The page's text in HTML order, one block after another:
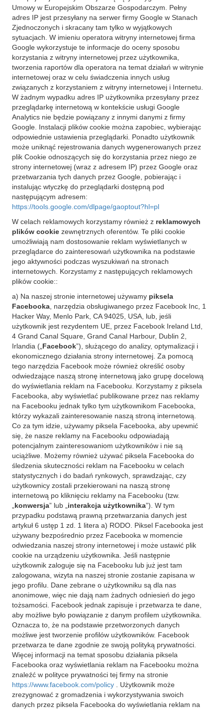
Umowy w Europejskim Obszarze Gospodarczym. Pełny
adres IP jest przesyłany na serwer firmy Google w Stanach
Zjednoczonych i skracany tam tylko w wyjątkowych
sytuacjach. W imieniu operatora witryny internetowej firma
Google wykorzystuje te informacje do oceny sposobu
korzystania z witryny internetowej przez użytkownika,
tworzenia raportów dla operatora na temat działań w witrynie
internetowej oraz w celu świadczenia innych usług
związanych z korzystaniem z witryny internetowej i Internetu.
W żadnym wypadku adres IP użytkownika przesyłany przez
przeglądarkę internetową w kontekście usługi Google
Analytics nie będzie powiązany z innymi danymi z firmy
Google. Instalacji plików cookie można zapobiec, wybierając
odpowiednie ustawienia przeglądarki. Ponadto użytkownik
może uniknąć rejestrowania danych wygenerowanych przez
plik Cookie odnoszących się do korzystania przez niego ze
strony internetowej (wraz z adresem IP) przez Google oraz
przetwarzania tych danych przez Google, pobierając i
instalując wtyczkę do przeglądarki dostępną pod
następującym adresem:
https://tools.google.com/dlpage/gaoptout?hl=pl
W celach reklamowych korzystamy również z reklamowych
plików cookie zewnętrznych oferentów. Te pliki cookie
umożliwiają nam dostosowanie reklam wyświetlanych w
przeglądarce do zainteresowań użytkownika na podstawie
jego aktywności podczas wyszukiwań na stronach
internetowych. Korzystamy z następujących reklamowych
plików cookie::
a) Na naszej stronie internetowej używamy piksela
Facebooka , narzędzia obsługiwanego przez Facebook Inc, 1
Hacker Way, Menlo Park, CA 94025, USA, lub, jeśli
użytkownik jest rezydentem UE, przez Facebook Ireland Ltd,
4 Grand Canal Square, Grand Canal Harbour, Dublin 2,
Irlandia („ Facebook”), służącego do analizy, optymalizacji i
ekonomicznego działania strony internetowej. Za pomocą
tego narzędzia Facebook może również określić osoby
odwiedzające naszą stronę internetową jako grupę docelową
do wyświetlania reklam na Facebooku. Korzystamy z piksela
Facebooka, aby wyświetlać publikowane przez nas reklamy
na Facebooku jednak tylko tym użytkownikom Facebooka,
którzy wykazali zainteresowanie naszą stroną internetową.
Co za tym idzie, używamy piksela Facebooka, aby upewnić
się, że nasze reklamy na Facebooku odpowiadają
potencjalnym zainteresowaniom użytkowników i nie są
uciążliwe. Możemy również używać piksela Facebooka do
śledzenia skuteczności reklam na Facebooku w celach
statystycznych i do badań rynkowych, sprawdzając, czy
użytkownicy zostali przekierowani na naszą stronę
internetową po kliknięciu reklamy na Facebooku (tzw.
konwersja” lub „ interakcja użytkownika”). W tym
przypadku podstawą prawną przetwarzania danych jest
artykuł 6 ustęp 1 zd. 1 litera a) RODO. Piksel Facebooka jest
używany bezpośrednio przez Facebooka w momencie
odwiedzania naszej strony internetowej i może ustawić plik
cookie na urządzeniu użytkownika. Jeśli następnie
użytkownik zaloguje się na Facebooku lub już jest tam
zalogowana, wizyta na naszej stronie zostanie zapisana w
jego profilu. Dane zebrane o użytkowniku są dla nas
anonimowe, więc nie dają nam żadnych odniesień do jego
tożsamości. Facebook jednak zapisuje i przetwarza te dane,
aby możliwe było powiązanie z danym profilem użytkownika.
Oznacza to, że na podstawie przetworzonych danych
możliwe jest tworzenie profilów użytkowników. Facebook
przetwarza te dane zgodnie ze swoją polityką prywatności.
Więcej informacji na temat sposobu działania piksela
Facebooka oraz wyświetlania reklam na Facebooku można
znaleźć w polityce prywatności tej firmy na stronie
https://www.facebook.com/policy
. Użytkownik może
zrezygnować z gromadzenia i wykorzystywania swoich
danych przez piksela Facebooka do wyświetlania reklam na